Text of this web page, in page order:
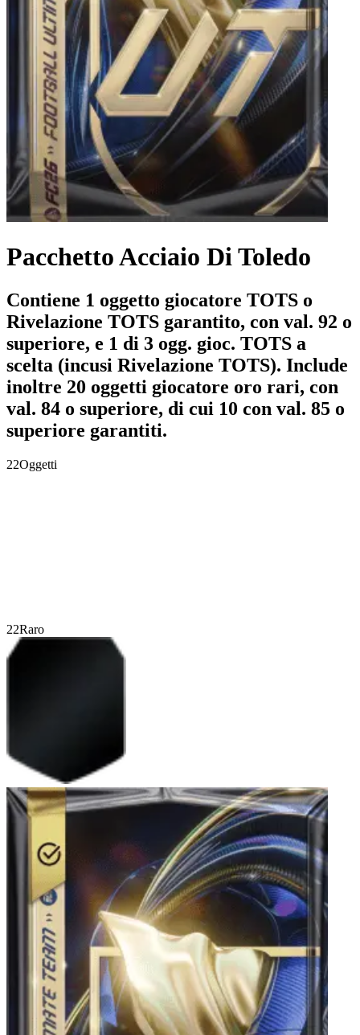
Pacchetto Acciaio Di Toledo
Contiene 1 oggetto giocatore TOTS o
Rivelazione TOTS garantito, con val. 92 o
superiore, e 1 di 3 ogg. gioc. TOTS a
scelta (incusi Rivelazione TOTS). Include
inoltre 20 oggetti giocatore oro rari, con
val. 84 o superiore, di cui 10 con val. 85 o
superiore garantiti.
22Oggetti
22Raro